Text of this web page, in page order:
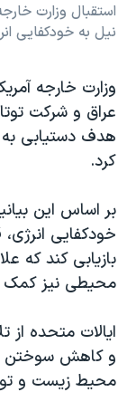
آرشیو پخش زنده
مجموعه
دادگاه حمید نوری
چهل سال
قانون شفافیت
اسرائیل در جنگ
نرگس محمدی
همایش
صفحه‌های ویژه
سفر پرزیدنت
استقبال وزارت
نیل به خودکفایی
عراق و شرکت
هدف دستیابی به
کرد.
بر اساس این
خودکفایی
بازیابی کند که
محیطی نیز کمک
ایالات متحده از
و کاهش سوختن
محیط زیست و